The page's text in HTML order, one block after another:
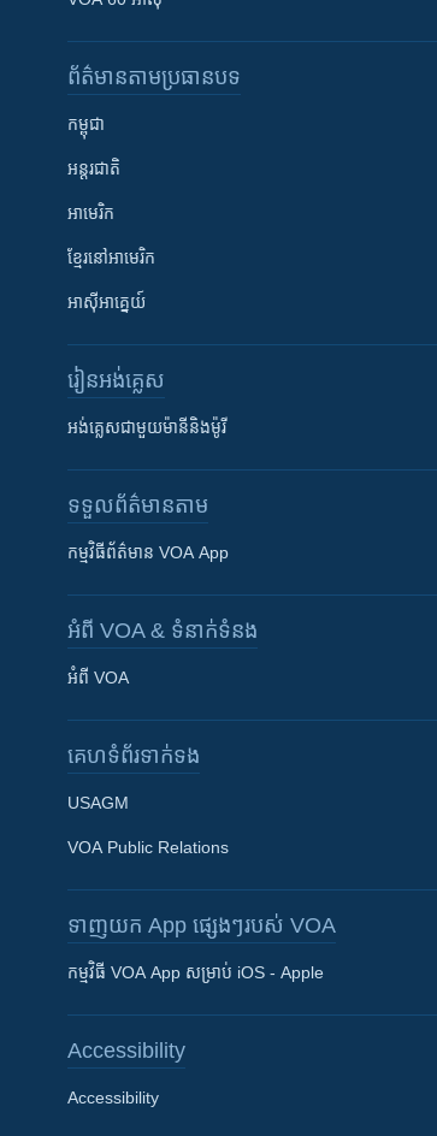
Khmer English
ភាសា
ព័ត៌មាន​តាមប្រធានបទ​
កម្ពុជា
អន្តរជាតិ
អាមេរិក
ខ្មែរ​នៅអាមេរិក
អាស៊ីអាគ្នេយ៍
រៀន​​អង់គ្លេស
អង់គ្លេស​ជាមួយ​ម៉ានី​និង​ម៉ូរី
ទទួល​ព័ត៌មាន​តាម
កម្មវិធី​ព័ត៌មាន VOA App
អំពី​ VOA & ទំនាក់ទំនង
អំពី​ VOA
គេហទំព័រ​​ទាក់ទង
USAGM
VOA Public Relations
ទាញយក​ App ផ្សេងៗ​របស់​ VOA
កម្មវិធី​ VOA App សម្រាប់ iOS - Apple
Accessibility
Accessibility